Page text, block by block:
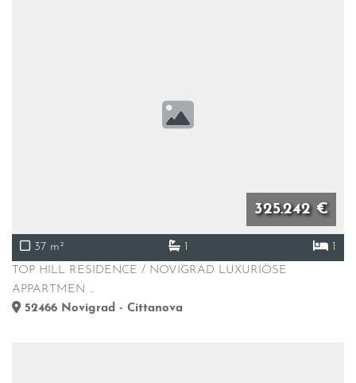
325.242 €
37 m² 1
1
TOP HILL RESIDENCE / NOVIGRAD LUXURIÖSE
APPARTMEN ...
52466 Novigrad - Cittanova